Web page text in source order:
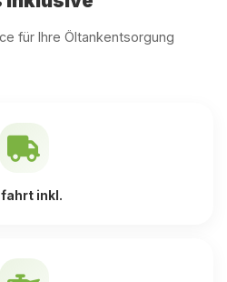
für Ihre Öltankentsorgung
inkl.